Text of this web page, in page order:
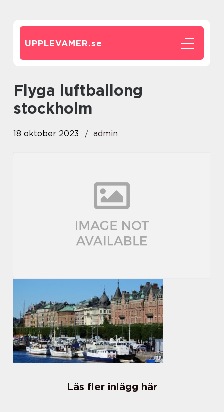
UPPLEVAMER.se
flyga luftballong
stockholm
18 oktober 2023 admin
Läs fler inlägg här